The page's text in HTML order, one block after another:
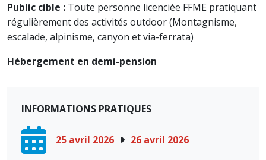
Public cible : Toute personne licenciée FFME pratiquant
régulièrement des activités outdoor (Montagnisme,
escalade, alpinisme, canyon et via-ferrata)
Hébergement en demi-pension
INFORMATIONS PRATIQUES
25 avril 2026 26 avril 2026